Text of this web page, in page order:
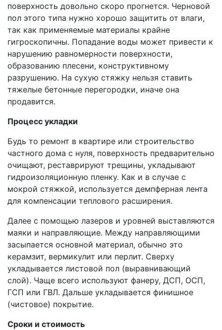
поверхность довольно скоро прогнется. Черновой
пол этого типа нужно хорошо защитить от влаги,
так как применяемые материалы крайне
гигроскопичны. Попадание воды может привести к
нарушению равномерности поверхности,
образованию плесени, конструктивному
разрушению. На сухую стяжку нельзя ставить
тяжелые бетонные перегородки, иначе она
продавится.
Процесс укладки
Будь то ремонт в квартире или строительство
частного дома с нуля, поверхность предварительно
очищают, реставрируют трещины, укладывают
гидроизоляционную пленку. Как и в случае с
мокрой стяжкой, используется демпферная лента
для компенсации теплового расширения.
Далее с помощью лазеров и уровней выставляются
маяки и направляющие. Между направляющими
засыпается основной материал, обычно это
керамзит, вермикулит или перлит. Сверху
укладывается листовой пол (выравнивающий
слой). Чаще всего используют фанеру, ДСП, ОСП,
ГСП или ГВЛ. Дальше укладывается финишное
(чистовое) покрытие.
Сроки и стоимость